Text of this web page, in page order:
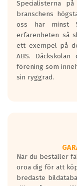
längsta.
Inga D eller G
personbilar och
Betyget sätts
skall bromsa in
0.5-1.5 mm vatten.
I 80km/h
Vid körning i över
rullmotståndets
motorljudet.
På
en symbol av ett
Specialisterna
branschens
oss har minst
erfarenheten så
ett exempel på
ABS.
förening som
sin ryggrad.
När du beställer
oroa dig för att
bredaste